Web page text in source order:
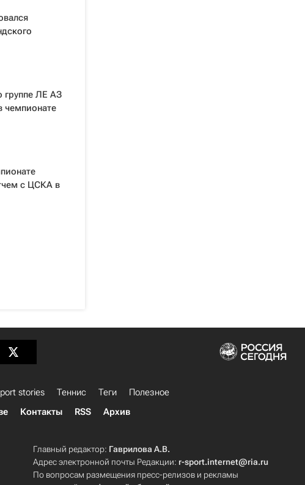
группе ЛЕ АЗ
чемпионате
с ЦСКА в
stories Теннис Теги
Полезное
Контакты RSS Архив
Главный редактор: Гаврилова А.В.
Адрес электронной почты Редакции: r-sport.internet@ria.ru
По вопросам размещения пресс-релизов и рекламы